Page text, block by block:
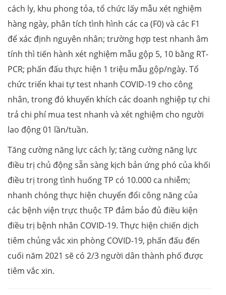
cách ly, khu phong tỏa, tổ chức lấy mẫu xét nghiệm
hàng ngày, phân tích tình hình các ca (F0) và các F1
để xác định nguyên nhân; trường hợp test nhanh âm
tính thì tiến hành xét nghiệm mẫu gộp 5, 10 bằng RT-
PCR; phấn đấu thực hiện 1 triệu mẫu gộp/ngày. Tổ
chức triển khai tự test nhanh COVID-19 cho công
nhân, trong đó khuyến khích các doanh nghiệp tự chi
trả chi phí mua test nhanh và xét nghiệm cho người
lao động 01 lần/tuần.
Tăng cường năng lực cách ly; tăng cường năng lực
điều trị chủ động sẵn sàng kịch bản ứng phó của khối
điều trị trong tình huống TP có 10.000 ca nhiễm;
nhanh chóng thực hiện chuyển đổi công năng của
các bệnh viện trực thuộc TP đảm bảo đủ điều kiện
điều trị bệnh nhân COVID-19. Thực hiện chiến dịch
tiêm chủng vắc xin phòng COVID-19, phấn đấu đến
cuối năm 2021 sẽ có 2/3 người dân thành phố được
tiêm vắc xin.